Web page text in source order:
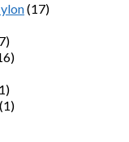
(17)
(1)